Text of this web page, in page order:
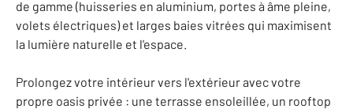
de gamme (huisseries en aluminium, portes à âme pleine,
volets électriques) et larges baies vitrées qui maximisent
la lumière naturelle et l'espace.
Prolongez votre intérieur vers l'extérieur avec votre
propre oasis privée : une terrasse ensoleillée, un rooftop